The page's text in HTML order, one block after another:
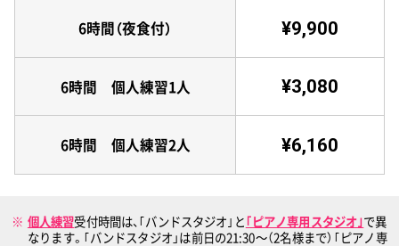
6時間（夜食付） ¥9,900
6時間 個人練習1人 ¥3,080
6時間 個人練習2人 ¥6,160
個人練習受付時間は、｢バンドスタジオ｣と ｢ピアノ専用スタジオ｣で異
なります。｢バンドスタジオ」は前日の21:30〜（2名様まで）｢ピアノ専